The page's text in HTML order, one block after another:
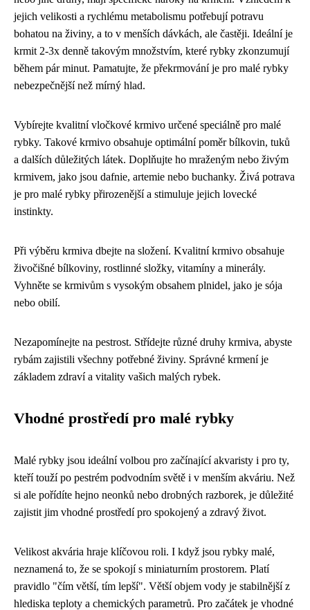
jejich velikosti a rychlému metabolismu potřebují potravu
bohatou na živiny, a to v menších dávkách, ale častěji. Ideální je
krmit 2-3x denně takovým množstvím, které rybky zkonzumují
během pár minut. Pamatujte, že překrmování je pro malé rybky
nebezpečnější než mírný hlad.
Vybírejte kvalitní vločkové krmivo určené speciálně pro malé
rybky. Takové krmivo obsahuje optimální poměr bílkovin, tuků
a dalších důležitých látek. Doplňujte ho mraženým nebo živým
krmivem, jako jsou dafnie, artemie nebo buchanky. Živá potrava
je pro malé rybky přirozenější a stimuluje jejich lovecké
instinkty.
Při výběru krmiva dbejte na složení. Kvalitní krmivo obsahuje
živočišné bílkoviny, rostlinné složky, vitamíny a minerály.
Vyhněte se krmivům s vysokým obsahem plnidel, jako je sója
nebo obilí.
Nezapomínejte na pestrost. Střídejte různé druhy krmiva, abyste
rybám zajistili všechny potřebné živiny. Správné krmení je
základem zdraví a vitality vašich malých rybek.
Vhodné prostředí pro malé rybky
Malé rybky jsou ideální volbou pro začínající akvaristy i pro ty,
kteří touží po pestrém podvodním světě i v menším akváriu. Než
si ale pořídíte hejno neonků nebo drobných razborek, je důležité
zajistit jim vhodné prostředí pro spokojený a zdravý život.
Velikost akvária hraje klíčovou roli. I když jsou rybky malé,
neznamená to, že se spokojí s miniaturním prostorem. Platí
pravidlo "čím větší, tím lepší". Větší objem vody je stabilnější z
hlediska teploty a chemických parametrů. Pro začátek je vhodné